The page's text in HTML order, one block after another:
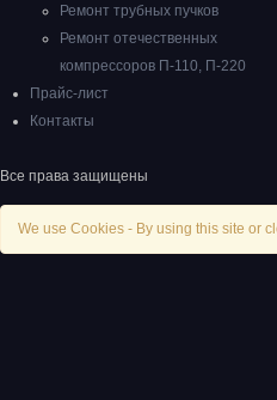
Ремонт трубных пучков
Ремонт отечественных
компрессоров П-110, П-220
Прайс-лист
Контакты
Все права защищены
We use Cookies - By using this site or